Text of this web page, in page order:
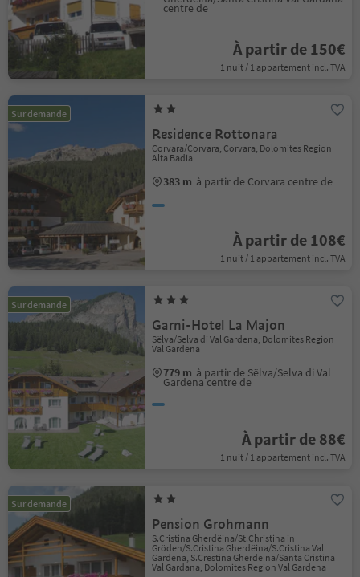
centre de
À partir de 150€
1 nuit / 1 appartement incl. TVA
Sur demande
Residence Rottonara
Corvara/Corvara, Corvara, Dolomites Region
Alta Badia
383 m à partir de Corvara centre de
À partir de 108€
1 nuit / 1 appartement incl. TVA
Sur demande
Garni-Hotel La Majon
Sëlva/Selva di Val Gardena, Dolomites Region
Val Gardena
779 m à partir de Sëlva/Selva di Val
Gardena centre de
À partir de 88€
1 nuit / 1 appartement incl. TVA
Sur demande
Pension Grohmann
S.Cristina Gherdëina/St.Christina in
Gröden/S.Cristina Gherdëina/S.Cristina Val
Gardena, S.Crestina Gherdëina/Santa Cristina
Val Gardana, Dolomites Region Val Gardena